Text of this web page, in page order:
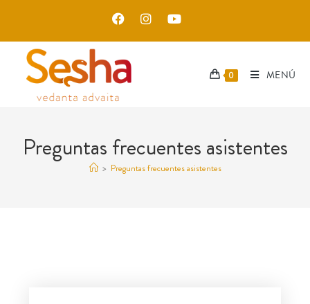
0 MENÚ
Preguntas frecuentes asistentes
> Preguntas frecuentes asistentes